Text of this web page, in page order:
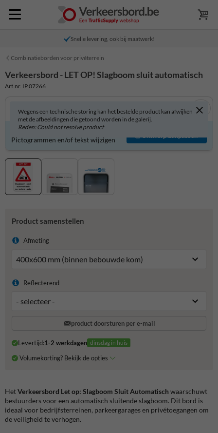
Snelle levering, ook bij maatwerk!
Combinatieborden voor privéterrein
Verkeersbord - LET OP! Slagboom sluit automatisch
Art.nr. IP.07266
Wegens een technische storing kan het bestelde product kan afwijken
met de afbeeldingen die getoond worden in de galerij.
Reden: Could not resolve product
Verkeersbord zelf aanpassen?
Pictogrammen en/of tekst wijzigen
Ontwerp aanpassen
Product samenstellen
Afmeting
Reflecterend
product doorsturen per e-mail
Levertijd:1-2 werkdagen dinsdag in huis
Volumekorting? Bekijk de opties
HetVerkeersbord Let op: Slagboom Sluit Automatisch waarschuwt
bestuurders voor een automatisch sluitende slagboom. Dit bord is
ideaal voor bedrijfsterreinen, parkeergarages en privétoegangen om
de veiligheid te verhogen.